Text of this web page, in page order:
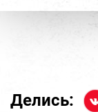
Делись: